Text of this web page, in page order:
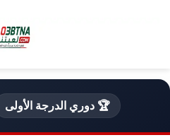
🏆 دوري الدرجة الأولى